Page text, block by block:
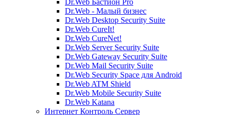
Dr.Web Бастион Pro
Dr.Web - Малый бизнес
Dr.Web Desktop Security Suite
Dr.Web CureIt!
Dr.Web CureNet!
Dr.Web Server Security Suite
Dr.Web Gateway Security Suite
Dr.Web Mail Security Suite
Dr.Web Security Space для Android
Dr.Web ATM Shield
Dr.Web Mobile Security Suite
Dr.Web Katana
Интернет Контроль Сервер